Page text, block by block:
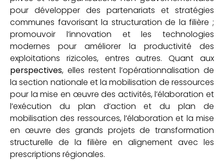
pour développer des partenariats et stratégies
communes favorisant la structuration de la filière ;
promouvoir l’innovation et les technologies
modernes pour améliorer la productivité des
exploitations rizicoles, entres autres. Quant aux
perspectives, elles restent l’opérationnalisation de
la section nationale et la mobilisation de ressources
pour la mise en œuvre des activités, l’élaboration et
l’exécution du plan d’action et du plan de
mobilisation des ressources, l’élaboration et la mise
en œuvre des grands projets de transformation
structurelle de la filière en alignement avec les
prescriptions régionales.